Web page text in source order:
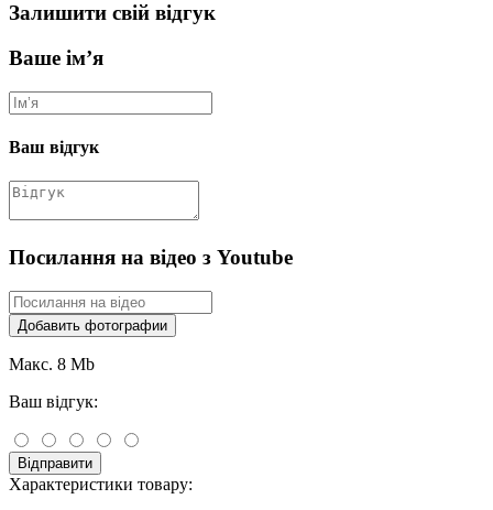
Залишити свій відгук
Ваше ім’я
Ваш відгук
Посилання на відео з Youtube
Добавить фотографии
Макс. 8 Mb
Ваш відгук:
Відправити
Характеристики товару: